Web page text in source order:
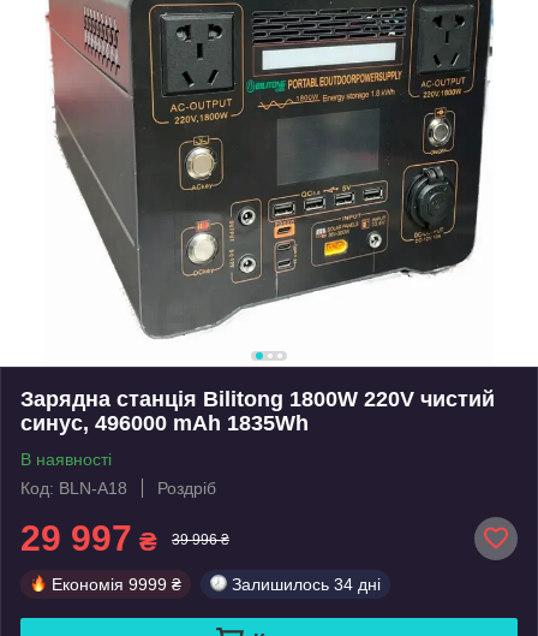
Зарядна станція Bilitong 1800W 220V чистий
синус, 496000 mAh 1835Wh
В наявності
Код: BLN-A18
Роздріб
29 997 ₴ 39 996 ₴
Економія 9999 ₴ Залишилось 34 дні